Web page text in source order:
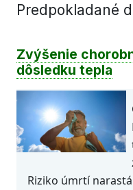
Predpokladané
Zvýšenie
dôsledku tepla
Riziko úmrtí